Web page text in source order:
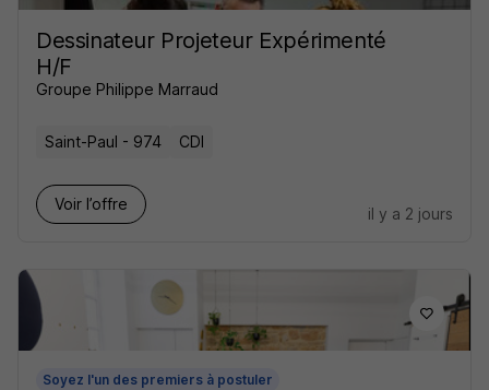
Dessinateur Projeteur Expérimenté
H/F
Groupe Philippe Marraud
Saint-Paul - 974 CDI
Voir l’offre
il y a 2 jours
Soyez l'un des premiers à postuler